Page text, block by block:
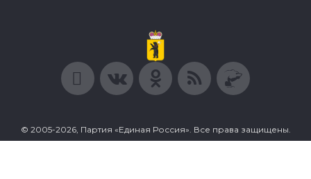
© 2005-2026, Партия «Единая Россия». Все права защищены.